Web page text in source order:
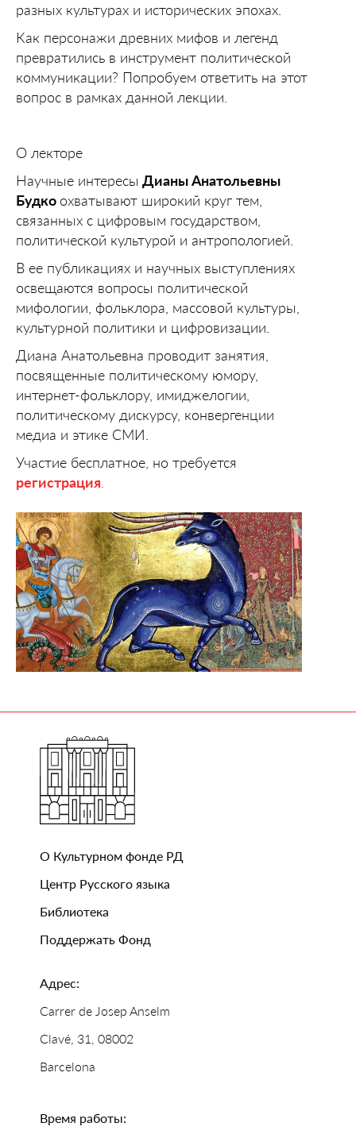
разных культурах и исторических эпохах.
Как персонажи древних мифов и легенд
превратились в инструмент политической
коммуникации? Попробуем ответить на этот
вопрос в рамках данной лекции.
О лекторе
Научные интересы Дианы Анатольевны
Будко охватывают широкий круг тем,
связанных с цифровым государством,
политической культурой и антропологией.
В ее публикациях и научных выступлениях
освещаются вопросы политической
мифологии, фольклора, массовой культуры,
культурной политики и цифровизации.
Диана Анатольевна проводит занятия,
посвященные политическому юмору,
интернет-фольклору, имиджелогии,
политическому дискурсу, конвергенции
медиа и этике СМИ.
Участие бесплатное, но требуется
регистрация
О Культурном фонде РД
Центр Русского языка
Библиотека
Поддержать Фонд
Адрес:
Carrer de Josep Anselm
Clavé, 31, 08002
Barcelona
Время работы: